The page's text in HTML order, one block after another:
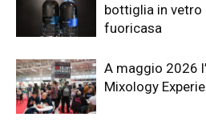
bottiglia in vetro
fuoricasa
A maggio 2026
Mixology